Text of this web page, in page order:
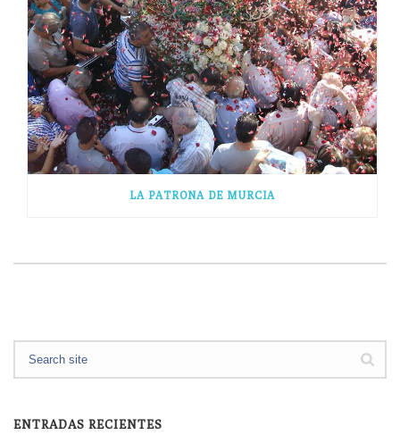
LA PATRONA DE MURCIA
ENTRADAS RECIENTES